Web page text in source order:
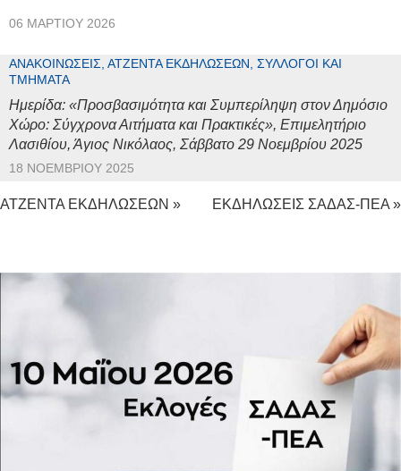
06 ΜΑΡΤΊΟΥ 2026
ΑΝΑΚΟΙΝΏΣΕΙΣ, ΑΤΖΈΝΤΑ ΕΚΔΗΛΏΣΕΩΝ, ΣΎΛΛΟΓΟΙ ΚΑΙ
ΤΜΉΜΑΤΑ
Ημερίδα: «Προσβασιμότητα και Συμπερίληψη στον Δημόσιο
Χώρο: Σύγχρονα Αιτήματα και Πρακτικές», Επιμελητήριο
Λασιθίου, Άγιος Νικόλαος, Σάββατο 29 Νοεμβρίου 2025
18 ΝΟΕΜΒΡΊΟΥ 2025
ΑΤΖΕΝΤΑ ΕΚΔΗΛΩΣΕΩΝ » ΕΚΔΗΛΩΣΕΙΣ ΣΑΔΑΣ-ΠΕΑ »